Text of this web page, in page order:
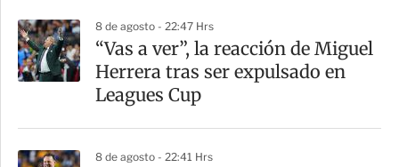
8 de agosto - 22:47 Hrs
“Vas a ver”, la reacción de Miguel
Herrera tras ser expulsado en
Leagues Cup
8 de agosto - 22:41 Hrs